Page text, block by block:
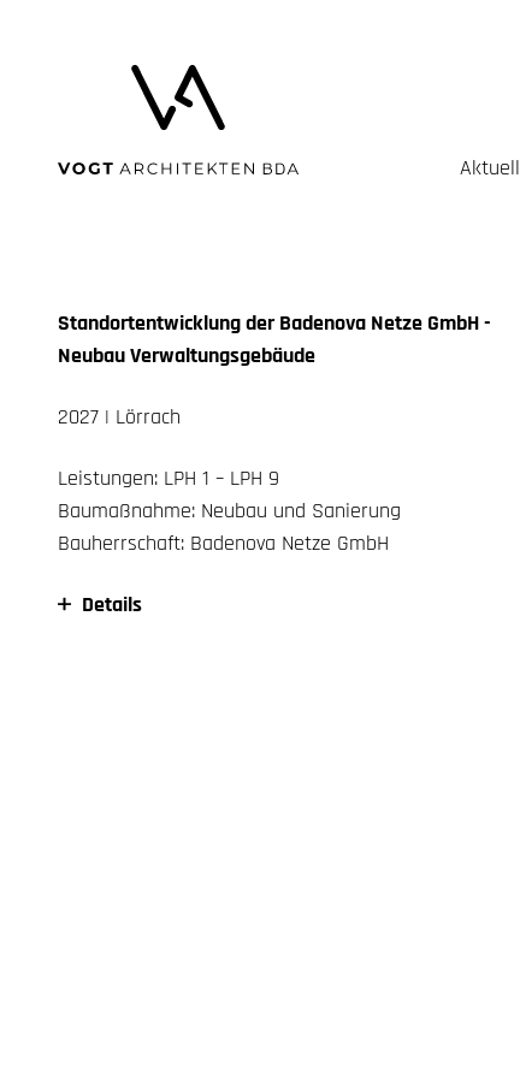
Aktuell
Standortentwicklung der Badenova Netze GmbH -
Neubau Verwaltungsgebäude
2027 | Lörrach
Leistungen: LPH 1 – LPH 9
Baumaßnahme: Neubau und Sanierung
Bauherrschaft: Badenova Netze GmbH
Details